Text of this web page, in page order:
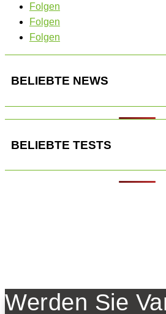
Folgen
Folgen
Folgen
BELIEBTE NEWS
BELIEBTE TESTS
Werden Sie